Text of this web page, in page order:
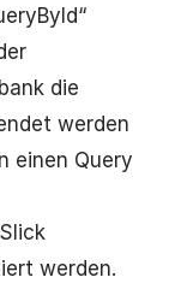
die
werden
einen Query
werden.